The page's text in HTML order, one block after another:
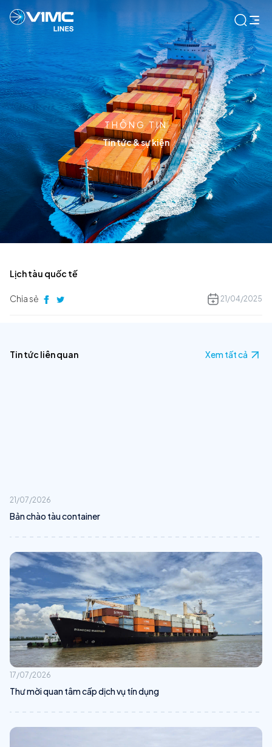
THÔNG TIN
Tin tức & sự kiện
Lịch tàu quốc tế
Chia sẻ 21/04/2025
Tin tức liên quan Xem tất cả
21/07/2026
Bản chào tàu container
17/07/2026
Thư mời quan tâm cấp dịch vụ tín dụng